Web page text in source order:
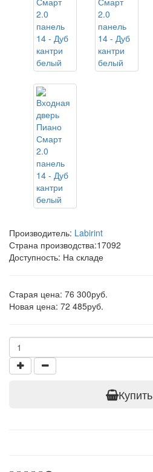
Производитель: Labirint
Страна производства:17092
Доступность: На складе
Старая цена: 76 300руб.
Новая цена: 72 485руб.
Купить